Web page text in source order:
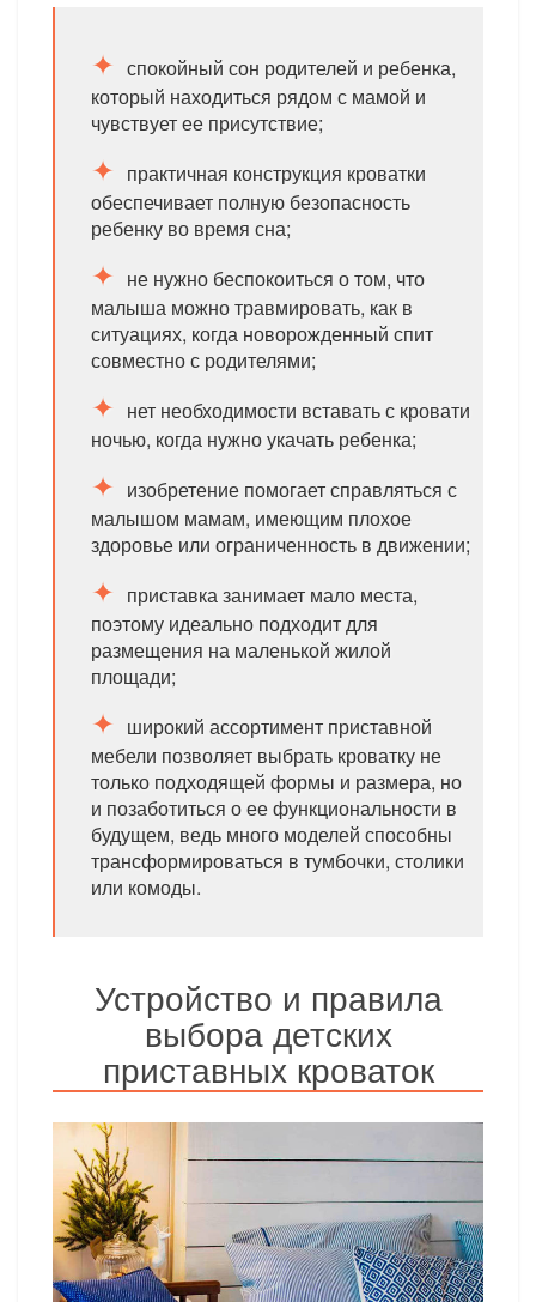
спокойный сон родителей и ребенка,
который находиться рядом с мамой и
чувствует ее присутствие;
практичная конструкция кроватки
обеспечивает полную безопасность
ребенку во время сна;
не нужно беспокоиться о том, что
малыша можно травмировать, как в
ситуациях, когда новорожденный спит
совместно с родителями;
нет необходимости вставать с кровати
ночью, когда нужно укачать ребенка;
изобретение помогает справляться с
малышом мамам, имеющим плохое
здоровье или ограниченность в движении;
приставка занимает мало места,
поэтому идеально подходит для
размещения на маленькой жилой
площади;
широкий ассортимент приставной
мебели позволяет выбрать кроватку не
только подходящей формы и размера, но
и позаботиться о ее функциональности в
будущем, ведь много моделей способны
трансформироваться в тумбочки, столики
или комоды.
Устройство и правила
выбора детских
приставных кроваток